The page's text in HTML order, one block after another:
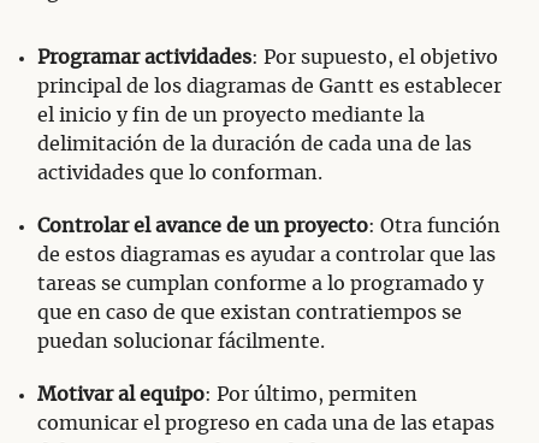
Programar actividades: Por supuesto, el objetivo
principal de los diagramas de Gantt es establecer
el inicio y fin de un proyecto mediante la
delimitación de la duración de cada una de las
actividades que lo conforman.
Controlar el avance de un proyecto: Otra función
de estos diagramas es ayudar a controlar que las
tareas se cumplan conforme a lo programado y
que en caso de que existan contratiempos se
puedan solucionar fácilmente.
Motivar al equipo: Por último, permiten
comunicar el progreso en cada una de las etapas